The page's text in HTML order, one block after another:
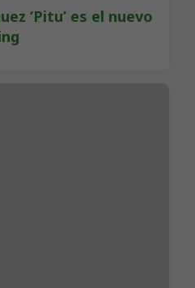
‘Pitu’ es el nuevo